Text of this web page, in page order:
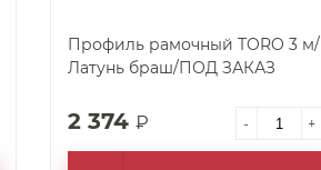
Профиль рамочный TORO 3 м/
Латунь браш/ПОД ЗАКАЗ
2 374 ₽ - +